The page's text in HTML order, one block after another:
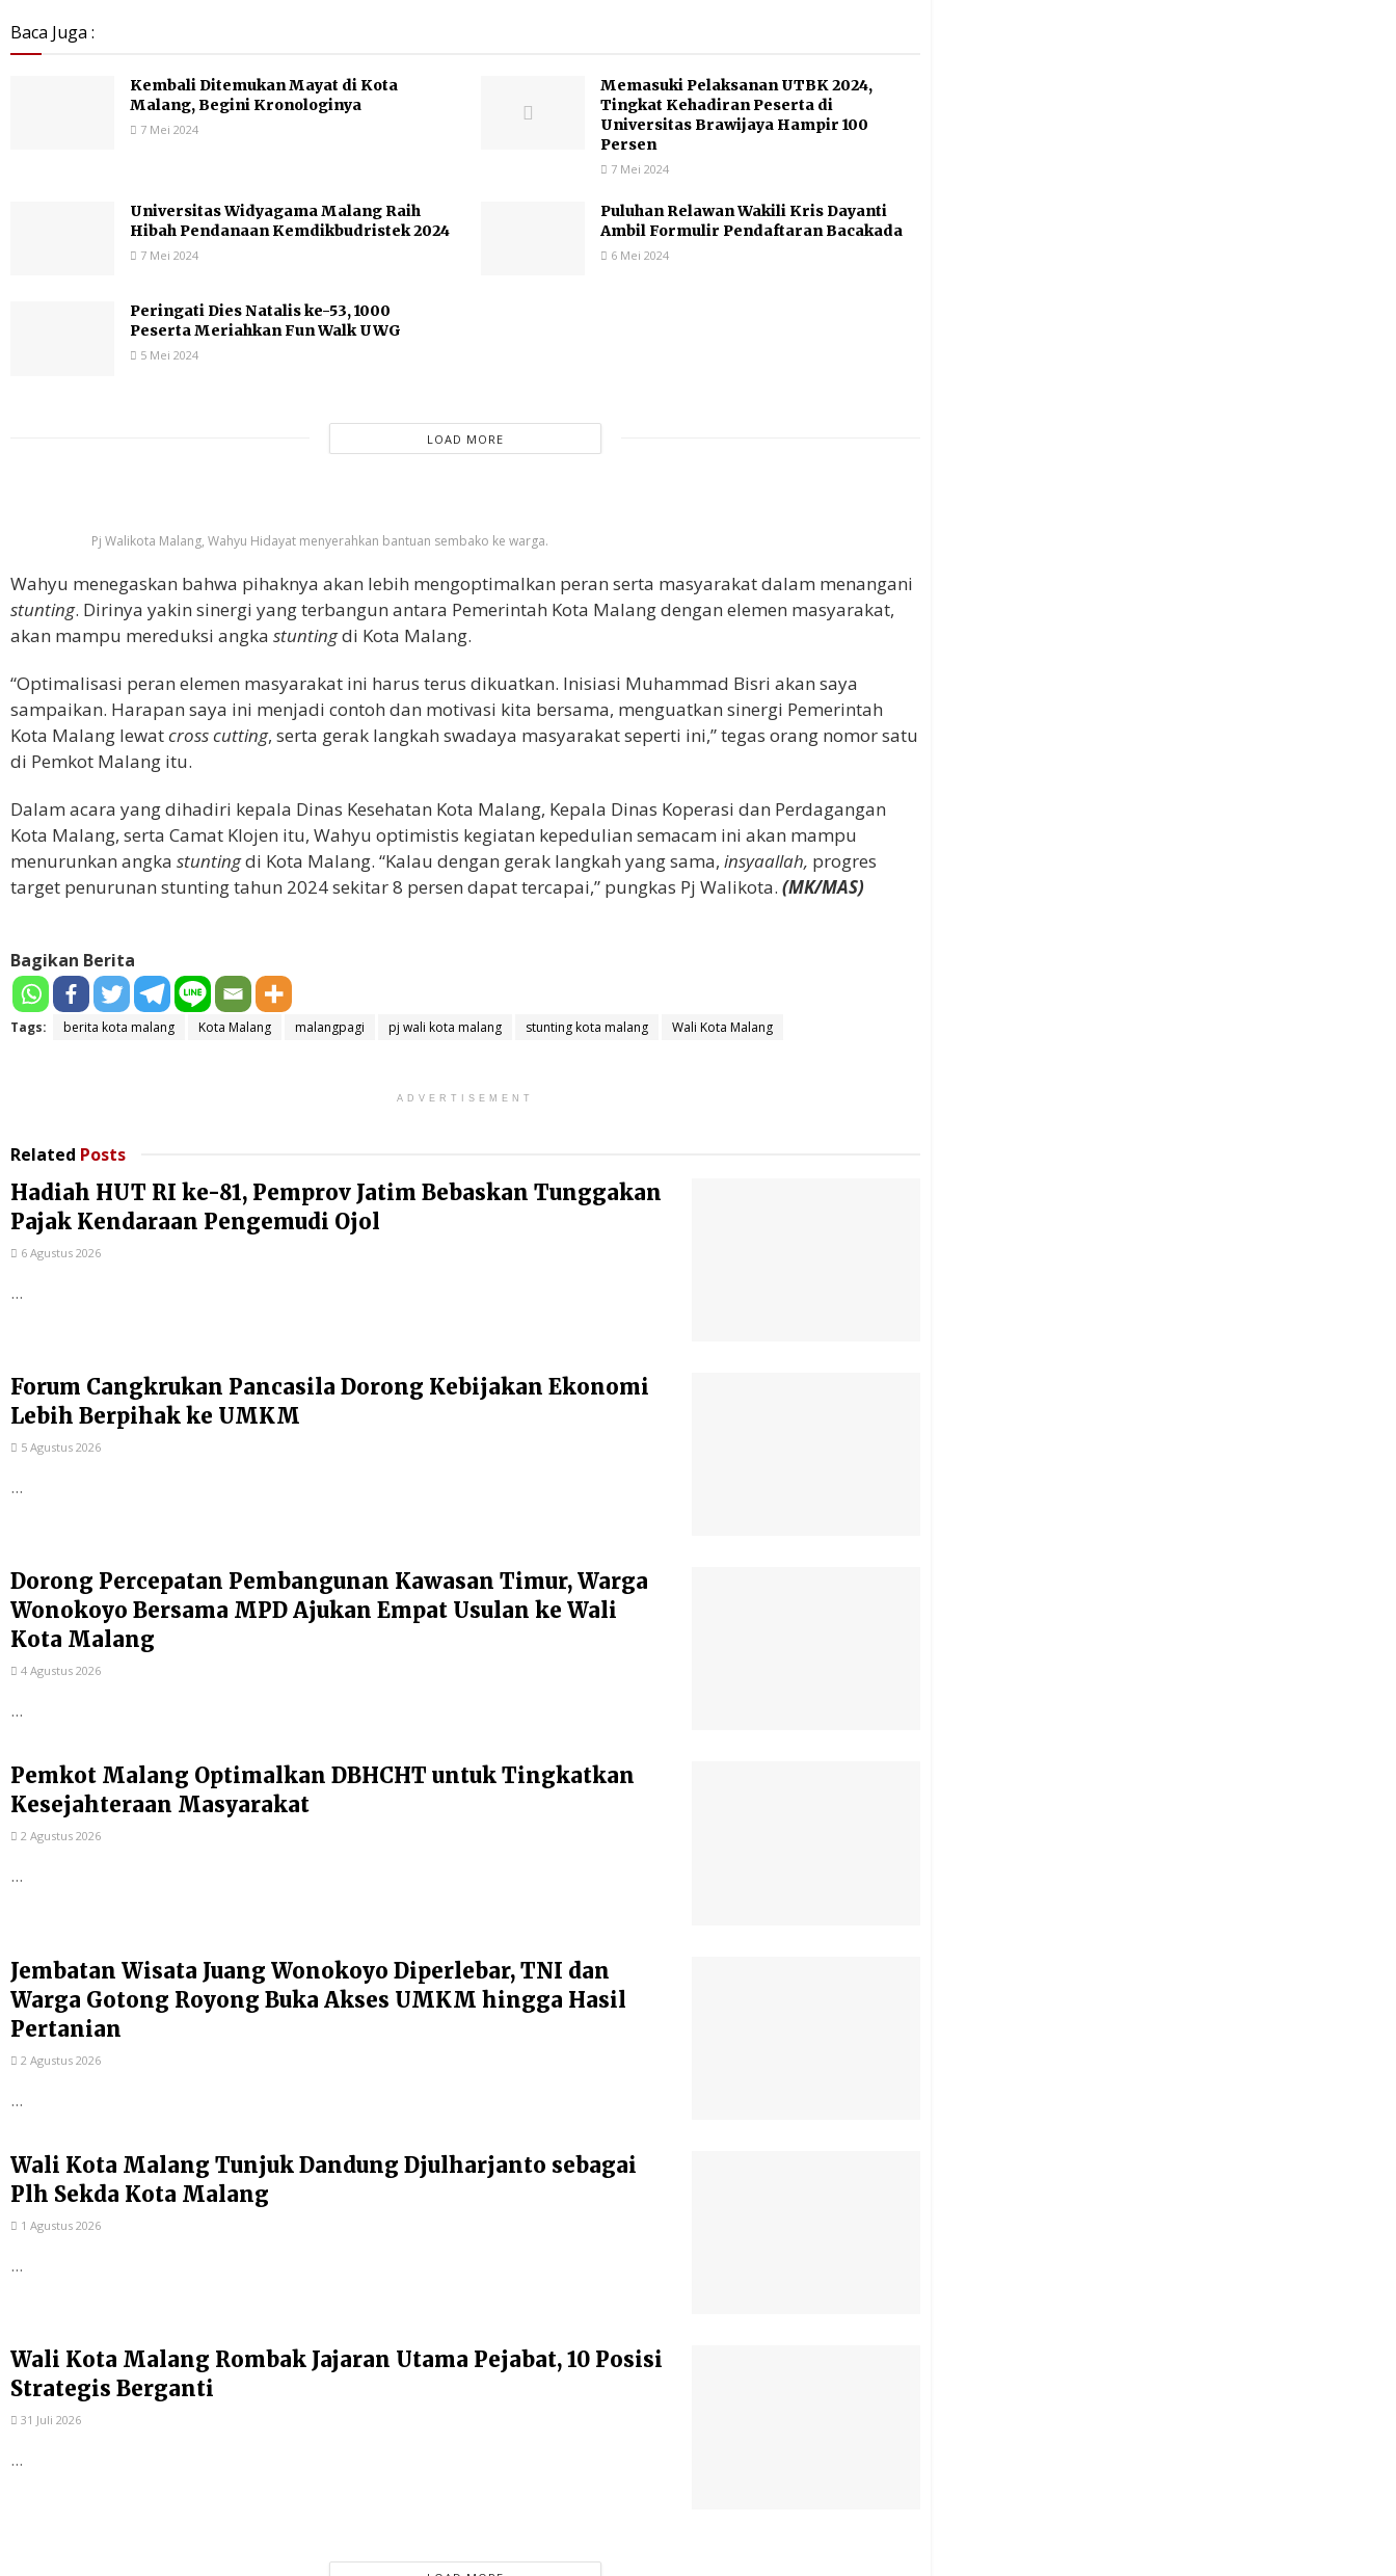
Baca Juga :
Kembali Ditemukan Mayat di Kota
Malang, Begini Kronologinya
7 Mei 2024
Memasuki Pelaksanan UTBK 2024,
Tingkat Kehadiran Peserta di
Universitas Brawijaya Hampir 100
Persen
7 Mei 2024
Universitas Widyagama Malang Raih
Hibah Pendanaan Kemdikbudristek 2024
7 Mei 2024
Puluhan Relawan Wakili Kris Dayanti
Ambil Formulir Pendaftaran Bacakada
6 Mei 2024
Peringati Dies Natalis ke-53, 1000
Peserta Meriahkan Fun Walk UWG
5 Mei 2024
LOAD MORE
Pj Walikota Malang, Wahyu Hidayat menyerahkan bantuan sembako ke warga.
Wahyu menegaskan bahwa pihaknya akan lebih mengoptimalkan peran serta masyarakat dalam menangani
stunting. Dirinya yakin sinergi yang terbangun antara Pemerintah Kota Malang dengan elemen masyarakat,
akan mampu mereduksi angka stuntingdi Kota Malang.
“Optimalisasi peran elemen masyarakat ini harus terus dikuatkan. Inisiasi Muhammad Bisri akan saya
sampaikan. Harapan saya ini menjadi contoh dan motivasi kita bersama, menguatkan sinergi Pemerintah
Kota Malang lewatcross cutting, serta gerak langkah swadaya masyarakat seperti ini,” tegas orang nomor satu
di Pemkot Malang itu.
Dalam acara yang dihadiri kepala Dinas Kesehatan Kota Malang, Kepala Dinas Koperasi dan Perdagangan
Kota Malang, serta Camat Klojen itu, Wahyu optimistis kegiatan kepedulian semacam ini akan mampu
menurunkan angka stuntingdi Kota Malang. “Kalau dengan gerak langkah yang sama, insyaallah, progres
target penurunan stunting tahun 2024 sekitar 8 persen dapat tercapai,” pungkas Pj Walikota. (MK/MAS)
Bagikan Berita
Tags: berita kota malang Kota Malang malangpagi pj wali kota malang stunting kota malang Wali Kota Malang
ADVERTISEMENT
Related Posts
Hadiah HUT RI ke-81, Pemprov Jatim Bebaskan Tunggakan
Pajak Kendaraan Pengemudi Ojol
6 Agustus 2026
...
Forum Cangkrukan Pancasila Dorong Kebijakan Ekonomi
Lebih Berpihak ke UMKM
5 Agustus 2026
...
Dorong Percepatan Pembangunan Kawasan Timur, Warga
Wonokoyo Bersama MPD Ajukan Empat Usulan ke Wali
Kota Malang
4 Agustus 2026
...
Pemkot Malang Optimalkan DBHCHT untuk Tingkatkan
Kesejahteraan Masyarakat
2 Agustus 2026
...
Jembatan Wisata Juang Wonokoyo Diperlebar, TNI dan
Warga Gotong Royong Buka Akses UMKM hingga Hasil
Pertanian
2 Agustus 2026
...
Wali Kota Malang Tunjuk Dandung Djulharjanto sebagai
Plh Sekda Kota Malang
1 Agustus 2026
...
Wali Kota Malang Rombak Jajaran Utama Pejabat, 10 Posisi
Strategis Berganti
31 Juli 2026
...